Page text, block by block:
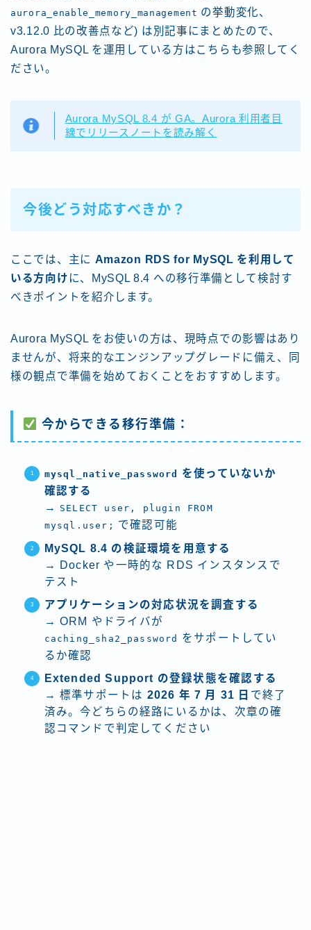
aurora_enable_memory_management の挙動変化、
v3.12.0 比の改善点など) は別記事にまとめたので、
Aurora MySQL を運用している方はこちらも参照してく
ださい。
Aurora MySQL 8.4 が GA。Aurora 利用者目
線でリリースノートを読み解く
今後どう対応すべきか？
ここでは、主に Amazon RDS for MySQL を利用して
いる方向け に、MySQL 8.4 への移行準備として検討す
べきポイントを紹介します。
Aurora MySQL をお使いの方は、現時点での影響はあり
ませんが、将来的なエンジンアップグレードに備え、同
様の観点で準備を始めておくことをおすすめします。
今からできる移行準備：
mysql_native_password
を使っていないか
確認する
→
SELECT user, plugin FROM
mysql.user;
で確認可能
MySQL 8.4 の検証環境を用意する
→ Docker や一時的な RDS インスタンスで
テスト
アプリケーションの対応状況を調査する
→ ORM やドライバが
caching_sha2_password
をサポートしてい
るか確認
Extended Support の登録状態を確認する
→ 標準サポートは 2026 年 7 月 31 日 で終了
済み。今どちらの経路にいるかは、次章の確
認コマンドで判定してください